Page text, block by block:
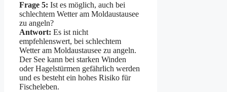
Frage 5: Ist es möglich, auch bei
schlechtem Wetter am Moldaustausee
zu angeln?
Antwort: Es ist nicht
empfehlenswert, bei schlechtem
Wetter am Moldaustausee zu angeln.
Der See kann bei starken Winden
oder Hagelstürmen gefährlich werden
und es besteht ein hohes Risiko für
Fischeleben.